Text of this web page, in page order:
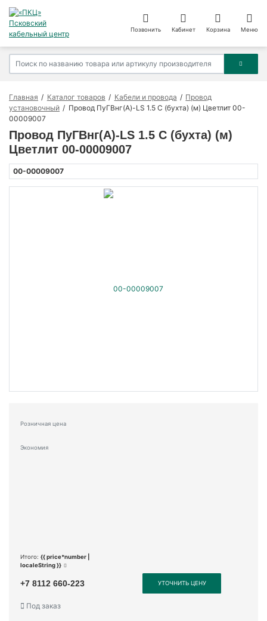
Позвонить Кабинет Корзина Меню
Главная Каталог товаров Кабели и провода
Провод
установочный
Провод ПуГВнг(А)-LS 1.5 С (бухта) (м) Цветлит 00-
00009007
Провод ПуГВнг(А)-LS 1.5 С (бухта) (м)
Цветлит 00-00009007
00-00009007
Розничная цена
Экономия
Итого: {{ price*number |
localeString }}
+7 8112 660-223 УТОЧНИТЬ ЦЕНУ
Под заказ